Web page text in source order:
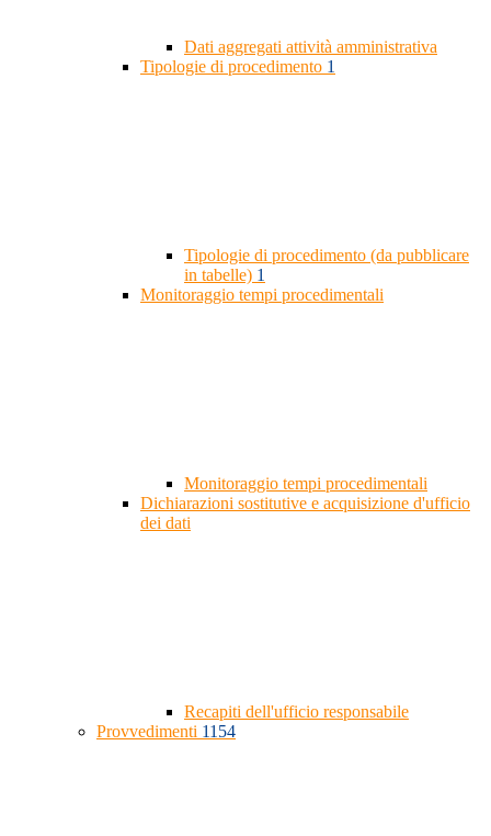
Dati aggregati attività amministrativa
Tipologie di procedimento 1
Tipologie di procedimento (da pubblicare
in tabelle) 1
Monitoraggio tempi procedimentali
Monitoraggio tempi procedimentali
Dichiarazioni sostitutive e acquisizione d'ufficio
dei dati
Recapiti dell'ufficio responsabile
Provvedimenti 1154